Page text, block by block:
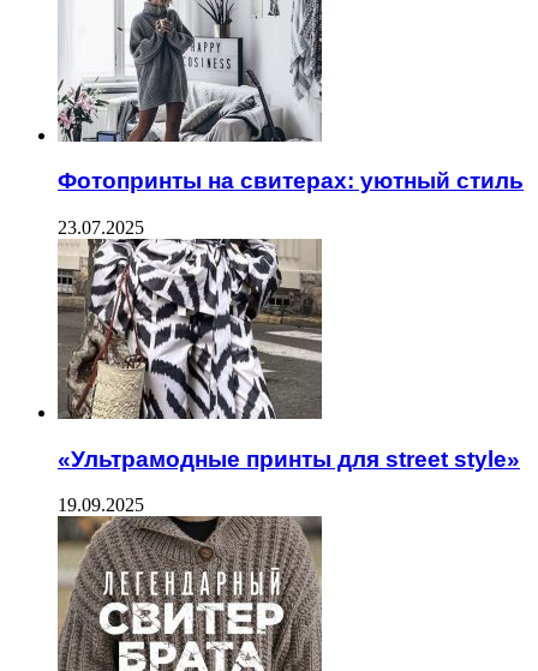
Фотопринты на свитерах: уютный стиль
23.07.2025
«Ультрамодные принты для street style»
19.09.2025